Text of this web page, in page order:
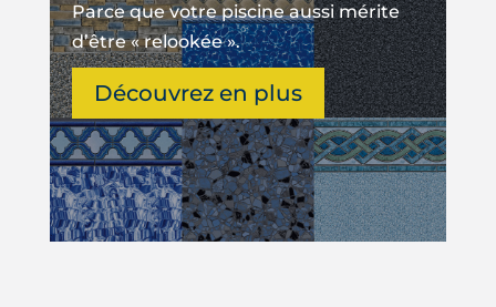
Parce que votre piscine aussi mérite
d’être « relookée ».
Découvrez en plus